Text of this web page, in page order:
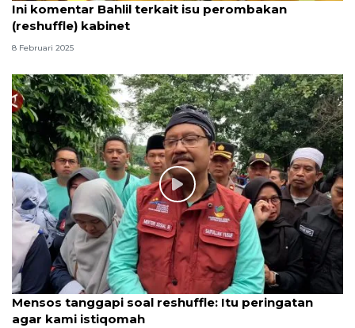
Ini komentar Bahlil terkait isu perombakan
(reshuffle) kabinet
8 Februari 2025
Mensos tanggapi soal reshuffle: Itu peringatan
agar kami istiqomah